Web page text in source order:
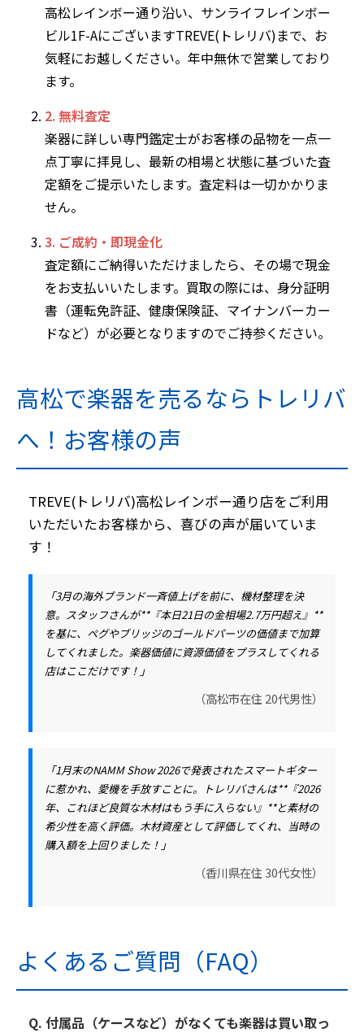
高松レインボー通り沿い、サンライフレインボー
ビル1F-AにございますTREVE(トレリバ)まで、お
気軽にお越しください。年中無休で営業しており
ます。
2. 無料査定
楽器に詳しい専門鑑定士がお客様の品物を一点一
点丁寧に拝見し、最新の相場と状態に基づいた査
定額をご提示いたします。査定料は一切かかりま
せん。
3. ご成約・即現金化
査定額にご納得いただけましたら、その場で現金
をお支払いいたします。買取の際には、身分証明
書（運転免許証、健康保険証、マイナンバーカー
ドなど）が必要となりますのでご持参ください。
高松で楽器を売るならトレリバ
へ！お客様の声
TREVE(トレリバ)高松レインボー通り店をご利用
いただいたお客様から、喜びの声が届いていま
す！
「3月の海外ブランド一斉値上げを前に、機材整理を決
意。スタッフさんが**『本日21日の金相場2.7万円超え』**
を基に、ペグやブリッジのゴールドパーツの価値まで加算
してくれました。楽器価値に資源価値をプラスしてくれる
店はここだけです！」
（高松市在住 20代男性）
「1月末のNAMM Show 2026で発表されたスマートギター
に惹かれ、愛機を手放すことに。トレリバさんは**『2026
年、これほど良質な木材はもう手に入らない』**と素材の
希少性を高く評価。木材資産として評価してくれ、当時の
購入額を上回りました！」
（香川県在住 30代女性）
よくあるご質問（FAQ）
Q. 付属品（ケースなど）がなくても楽器は買い取っ